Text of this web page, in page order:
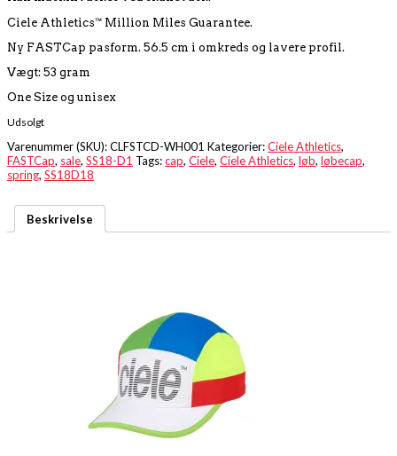
Ciele Athletics™ Million Miles Guarantee.
Ny FASTCap pasform. 56.5 cm i omkreds og lavere profil.
Vægt: 53 gram
One Size og unisex
Udsolgt
Varenummer (SKU):CLFSTCD-WH001 Kategorier:Ciele Athletics,
FASTCap, sale, SS18-D1 Tags:cap, Ciele, Ciele Athletics, løb, løbecap,
spring, SS18D18
Beskrivelse